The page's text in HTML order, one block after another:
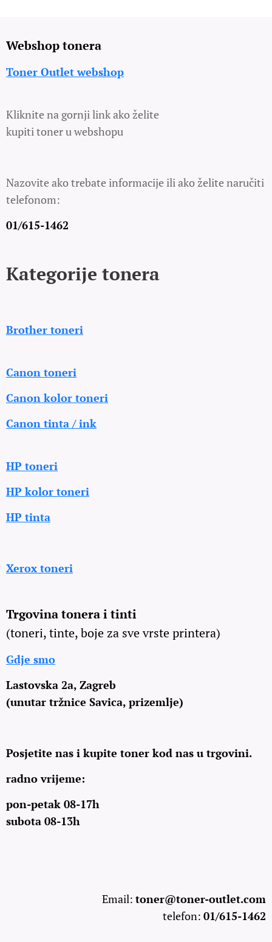
Webshop tonera
Toner Outlet webshop
Kliknite na gornji link ako želite
kupiti toner u webshopu
Nazovite ako trebate informacije ili ako želite naručiti
telefonom:
01/615-1462
Kategorije tonera
Brother toneri
Canon toneri
Canon kolor toneri
Canon tinta / ink
HP toneri
HP kolor toneri
HP tinta
Xerox toneri
Trgovina tonera i tinti
(toneri, tinte, boje za sve vrste printera)
Gdje smo
Lastovska 2a, Zagreb
(unutar tržnice Savica, prizemlje)
Posjetite nas i kupite toner kod nas u trgovini.
radno vrijeme:
pon-petak 08-17h
subota 08-13h
Email: toner@toner-outlet.com
telefon: 01/615-1462